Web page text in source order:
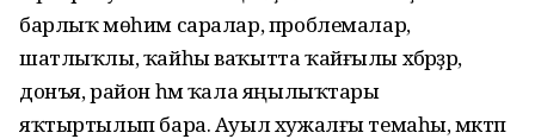
барлыҡ мөһим саралар, проблемалар,
шатлыҡлы, ҡайһы ваҡытта ҡайғылы хәбәрҙәр,
донъя, район һәм ҡала яңылыҡтары
яҡтыртылып бара. Ауыл хужалғы темаһы, мәктәп